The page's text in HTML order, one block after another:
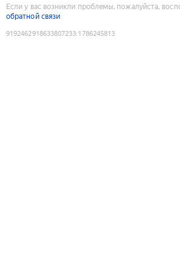
Если у вас возникли проблемы, пожалуйста,
обратной связи
9192462918633807233:1786245813